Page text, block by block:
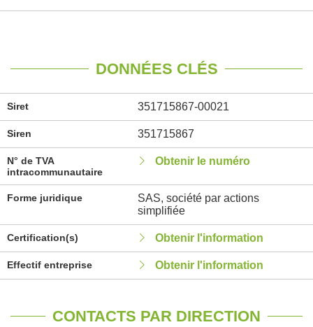
DONNÉES CLÉS
Siret 351715867-00021
Siren 351715867
N° de TVA
intracommunautaire
Obtenir le numéro
Forme juridique
SAS, société par actions
simplifiée
Certification(s) Obtenir l'information
Effectif entreprise Obtenir l'information
CONTACTS PAR DIRECTION